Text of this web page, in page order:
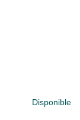
Disponible